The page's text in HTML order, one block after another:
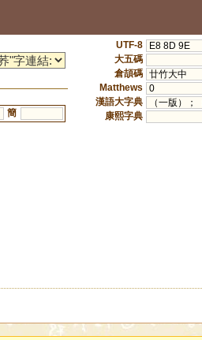
簡
UTF-8
E8 8D 9E
大五碼
倉頡碼 廿竹大中
Matthews
0
漢語大字典
（一版）
康熙字典